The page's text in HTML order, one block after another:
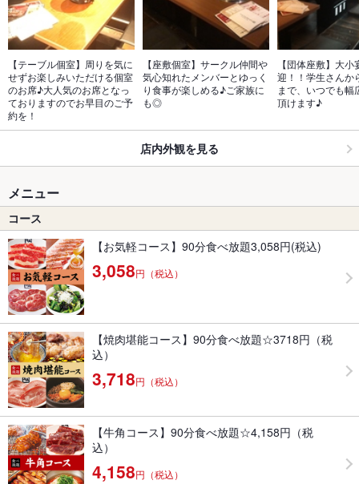
【テーブル個室】周りを気に
せずお楽しみいただける個室
のお席♪大人気のお席となっ
ておりますのでお早目のご予
約を！
【座敷個室】サークル仲間や
気心知れたメンバーとゆっく
り食事が楽しめる♪ご家族に
も◎
【団体座敷】大小
迎！！学生さんか
まで、いつでも幅
頂けます♪
店内外観を見る
メニュー
コース
【お気軽コース】90分食べ放題3,058円(税込)
3,058円（税込）
【焼肉堪能コース】90分食べ放題☆3718円（税
込）
3,718円（税込）
【牛角コース】90分食べ放題☆4,158円（税
込）
4,158円（税込）